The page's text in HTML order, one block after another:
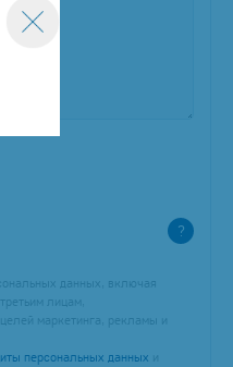
?
данных, включая
лицам,
маркетинга, рекламы и
персональных данных и